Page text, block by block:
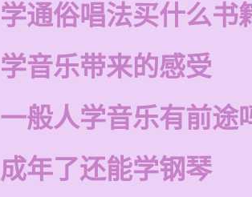
学通俗唱法买什么书
学音乐带来的感受
一般人学音乐有前途
成年了还能学钢琴